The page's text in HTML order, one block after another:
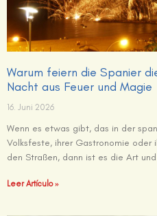
Warum feiern die Spanier
Nacht aus Feuer und Magie
16. Juni 2026
Wenn es etwas gibt, das in der
Volksfeste, ihrer Gastronomie oder
den Straßen, dann ist es die Art
Leer Artículo »